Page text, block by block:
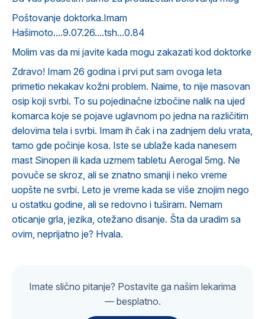
Poštovanje doktorka.Imam
Hašimoto....9.07.26....tsh...0.84
Molim vas da mi javite kada mogu zakazati kod doktorke
Zdravo! Imam 26 godina i prvi put sam ovoga leta
primetio nekakav kožni problem. Naime, to nije masovan
osip koji svrbi. To su pojedinačne izbočine nalik na ujed
komarca koje se pojave uglavnom po jedna na različitim
delovima tela i svrbi. Imam ih čak i na zadnjem delu vrata,
tamo gde počinje kosa. Iste se ublaže kada nanesem
mast Sinopen ili kada uzmem tabletu Aerogal 5mg. Ne
povuče se skroz, ali se znatno smanji i neko vreme
uopšte ne svrbi. Leto je vreme kada se više znojim nego
u ostatku godine, ali se redovno i tuširam. Nemam
oticanje grla, jezika, otežano disanje. Šta da uradim sa
ovim, neprijatno je? Hvala.
Imate slično pitanje? Postavite ga našim lekarima
— besplatno.